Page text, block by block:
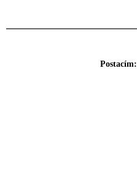
Postacím: